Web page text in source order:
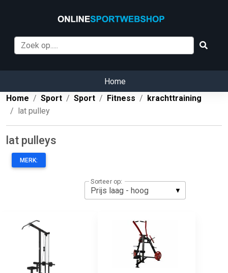
Home
Home
Sport Sport Fitness
krachttraining
lat pulley
lat pulleys
MERK:
Sorteer op: